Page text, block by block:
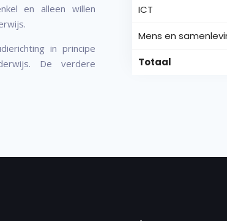
en alleen willen
in principe
De verdere
ICT
Mens en
Totaal